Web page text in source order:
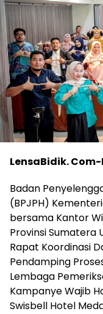
LensaBidik.
Badan
(BPJPH)
bersama Kantor
Provinsi Sumatera
Rapat Koordinasi
Pendamping
Lembaga
Kampanye Wajib
Swisbell Hotel